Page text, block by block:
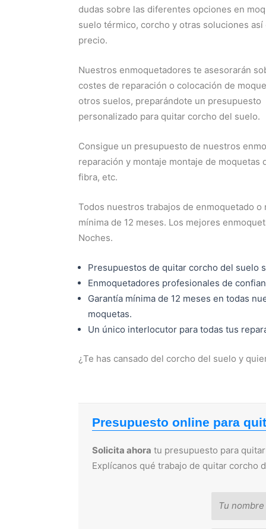
dudas sobre las diferentes opciones en
suelo térmico, corcho y otras soluciones así
precio.
Nuestros enmoquetadores te asesorarán
costes de reparación o colocación de
otros suelos, preparándote un presupuesto
personalizado para quitar corcho del suelo.
Consigue un presupuesto de nuestros
reparación y montaje montaje de
fibra, etc.
Todos nuestros trabajos de enmoquetado
mínima de 12 meses. Los mejores
Noches.
Presupuestos de quitar corcho del suelo
Enmoquetadores profesionales de
Garantía mínima de 12 meses en todas
moquetas.
Un único interlocutor para todas tus
¿Te has cansado del corcho del suelo y
Presupuesto online para
Solicita ahora tu presupuesto para
Explícanos qué trabajo de quitar corcho